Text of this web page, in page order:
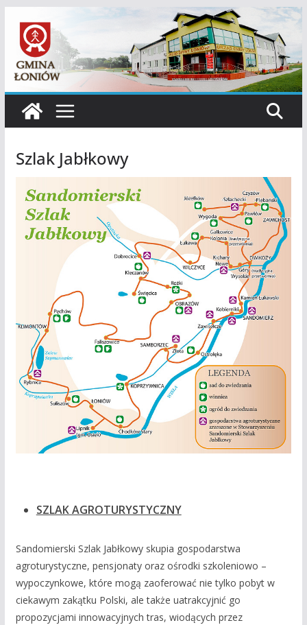
treści
Szlak Jabłkowy
SZLAK AGROTURYSTYCZNY
Sandomierski Szlak Jabłkowy skupia gospodarstwa
agroturystyczne, pensjonaty oraz ośrodki szkoleniowo –
wypoczynkowe, które mogą zaoferować nie tylko pobyt w
ciekawym zakątku Polski, ale także uatrakcyjnić go
propozycjami innowacyjnych tras, wiodących przez